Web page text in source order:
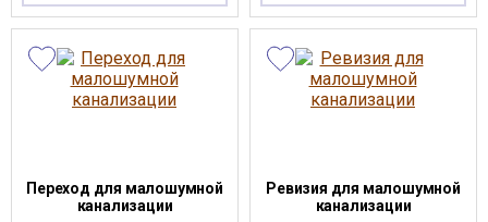
Переход для малошумной
канализации
Ревизия для малошумной
канализации